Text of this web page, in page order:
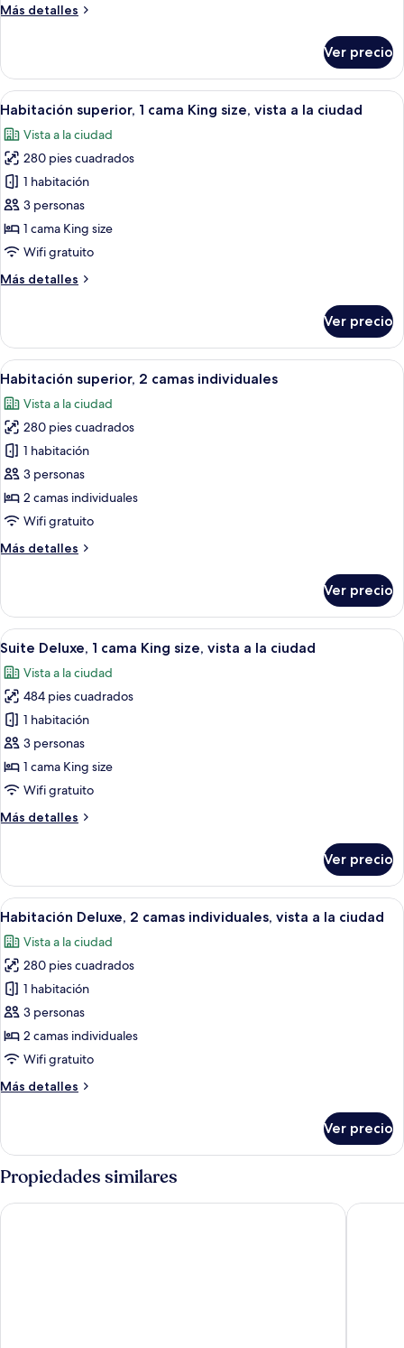
Más detalles
Más
Room,
City
View
Ver precio
Abrir
todas
las
fotos
de
Habitación
superior,
1
King
a
la
ciudad
7
Habitación superior, 1 cama King size, vista a la ciudad
Vista a la ciudad
280 pies cuadrados
1 habitación
3 personas
1 cama King size
Wifi gratuito
Más detalles
Más
superior,
cama
size,
vista
a
la
ciudad
Ver precio
Abrir
todas
las
fotos
de
Habitación
superior,
2
individuales
Caja de seguridad en la habitación y
8
Habitación superior, 2 camas individuales
Vista a la ciudad
280 pies cuadrados
1 habitación
3 personas
2 camas individuales
Wifi gratuito
Más detalles
Más
superior,
camas
Ver precio
Abrir
todas
las
fotos
de
Suite
Deluxe,
1
King
a
la
ciudad
Caja de seguridad en la habitación y
5
Suite Deluxe, 1 cama King size, vista a la ciudad
Vista a la ciudad
484 pies cuadrados
1 habitación
3 personas
1 cama King size
Wifi gratuito
Más detalles
Más
Deluxe,
cama
size,
vista
a
la
ciudad
Ver precio
Abrir
todas
las
fotos
de
Habitación
Deluxe,
2
individuales,
la
ciudad
Caja de seguridad en la habitación y
6
Habitación Deluxe, 2 camas individuales, vista a la ciudad
Vista a la ciudad
280 pies cuadrados
1 habitación
3 personas
2 camas individuales
Wifi gratuito
Más detalles
Más
Deluxe,
2
camas
individuales,
vista
Ver precio
Propiedades similares
SKYVIEW Hotel Bangkok